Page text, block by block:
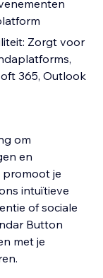
Zorgt voor
365, Outlook
om
en
je
intuïtieve
of sociale
Button
met je